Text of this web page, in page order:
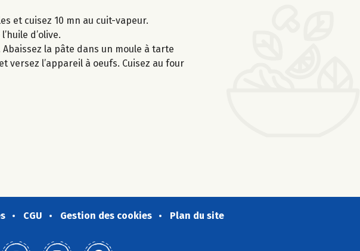
et cuisez 10 mn au cuit-vapeur.
d’olive.
la pâte dans un moule à tarte
l’appareil à oeufs. Cuisez au four
CGU Gestion des cookies Plan du site